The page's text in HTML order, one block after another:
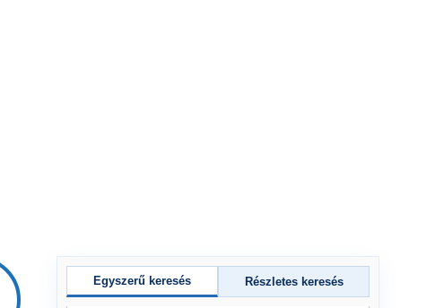
Egyszerű keresés Részletes keresés